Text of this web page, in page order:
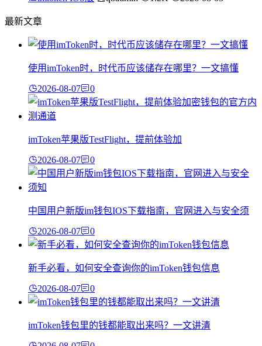
最新文章
使用imToken时，时代币应该储存在哪里？一文搞懂
2026-08-07 0
imToken苹果版TestFlight，提前体验加
2026-08-07 0
中国用户新版im钱包IOS下载指南，官网进入与安全须
2026-08-07 0
新手必看，如何安全查询你的imToken钱包信息
2026-08-07 0
imToken钱包里的钱都能取出来吗？一文讲清